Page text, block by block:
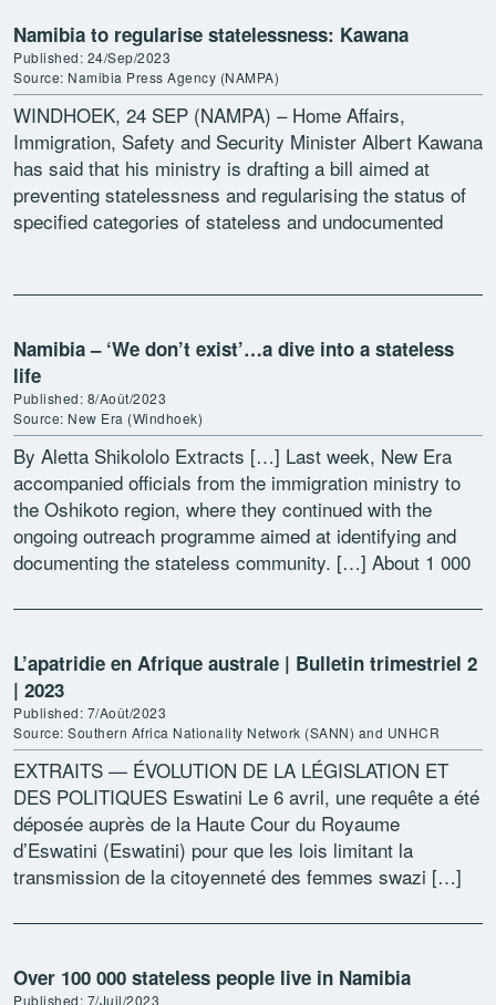
Namibia to regularise statelessness: Kawana
Published: 24/Sep/2023
Source: Namibia Press Agency (NAMPA)
WINDHOEK, 24 SEP (NAMPA) – Home Affairs,
Immigration, Safety and Security Minister Albert Kawana
has said that his ministry is drafting a bill aimed at
preventing statelessness and regularising the status of
specified categories of stateless and undocumented
Namibia – ‘We don’t exist’…a dive into a stateless
life
Published: 8/Août/2023
Source: New Era (Windhoek)
By Aletta Shikololo Extracts […] Last week, New Era
accompanied officials from the immigration ministry to
the Oshikoto region, where they continued with the
ongoing outreach programme aimed at identifying and
documenting the stateless community. […] About 1 000
L’apatridie en Afrique australe | Bulletin trimestriel 2
| 2023
Published: 7/Août/2023
Source: Southern Africa Nationality Network (SANN) and UNHCR
EXTRAITS — ÉVOLUTION DE LA LÉGISLATION ET
DES POLITIQUES Eswatini Le 6 avril, une requête a été
déposée auprès de la Haute Cour du Royaume
d’Eswatini (Eswatini) pour que les lois limitant la
transmission de la citoyenneté des femmes swazi […]
Over 100 000 stateless people live in Namibia
Published: 7/Juil/2023